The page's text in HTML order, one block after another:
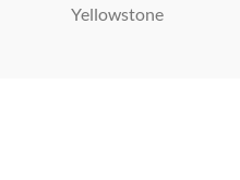
Yellowstone